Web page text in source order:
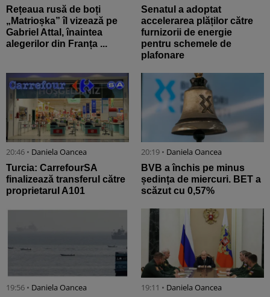
Rețeaua rusă de boți
„Matrioșka” îl vizează pe
Gabriel Attal, înaintea
alegerilor din Franța ...
Senatul a adoptat
accelerarea plăților către
furnizorii de energie
pentru schemele de
plafonare
20:46 • Daniela Oancea
Turcia: CarrefourSA
finalizează transferul către
proprietarul A101
20:19 • Daniela Oancea
BVB a închis pe minus
ședința de miercuri. BET a
scăzut cu 0,57%
19:56 • Daniela Oancea 19:11 • Daniela Oancea